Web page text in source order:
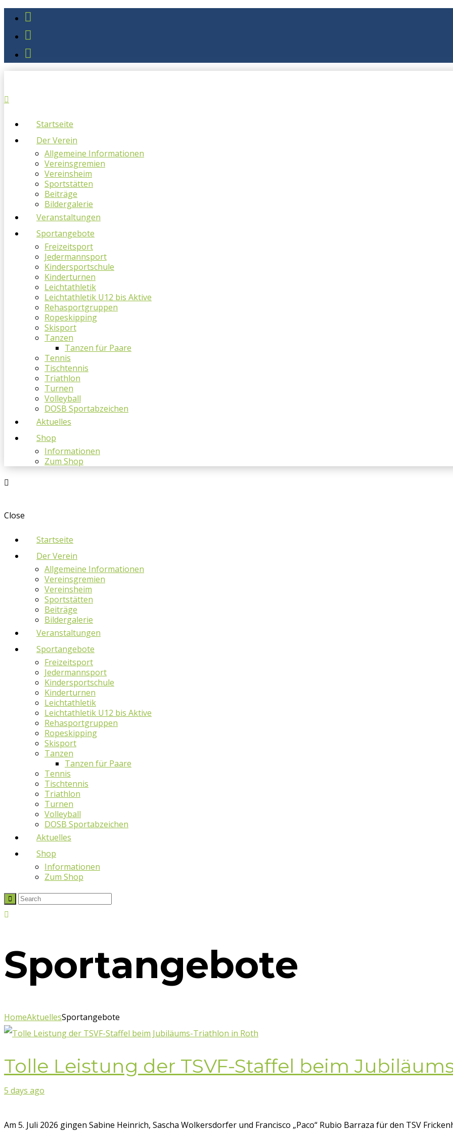
Startseite
Der Verein
Allgemeine Informationen
Vereinsgremien
Vereinsheim
Sportstätten
Beiträge
Bildergalerie
Veranstaltungen
Sportangebote
Freizeitsport
Jedermannsport
Kindersportschule
Kinderturnen
Leichtathletik
Leichtathletik U12 bis Aktive
Rehasportgruppen
Ropeskipping
Skisport
Tanzen
Tanzen für Paare
Tennis
Tischtennis
Triathlon
Turnen
Volleyball
DOSB Sportabzeichen
Aktuelles
Shop
Informationen
Zum Shop
Close
Startseite
Der Verein
Allgemeine Informationen
Vereinsgremien
Vereinsheim
Sportstätten
Beiträge
Bildergalerie
Veranstaltungen
Sportangebote
Freizeitsport
Jedermannsport
Kindersportschule
Kinderturnen
Leichtathletik
Leichtathletik U12 bis Aktive
Rehasportgruppen
Ropeskipping
Skisport
Tanzen
Tanzen für Paare
Tennis
Tischtennis
Triathlon
Turnen
Volleyball
DOSB Sportabzeichen
Aktuelles
Shop
Informationen
Zum Shop
Sportangebote
HomeAktuellesSportangebote
Tolle Leistung der TSVF-Staffel beim
5 days ago
Am 5. Juli 2026 gingen Sabine Heinrich, Sascha Wolkersdorfer und Francisco „Paco“ Rubio Barraza für den TSV